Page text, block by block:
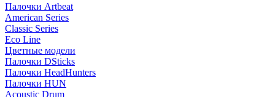
Палочки Artbeat
American Series
Classic Series
Eco Line
Цветные модели
Палочки DSticks
Палочки HeadHunters
Палочки HUN
Acoustic Drum